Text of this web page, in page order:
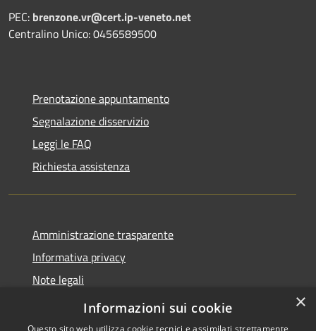
PEC: brenzone.vr@cert.ip-veneto.net
Centralino Unico: 0456589500
Prenotazione appuntamento
Segnalazione disservizio
Leggi le FAQ
Richiesta assistenza
Amministrazione trasparente
Informativa privacy
Note legali
Dichiarazione di accessibilità
×
Informazioni sui cookie
Questo sito web utilizza cookie tecnici e assimilati strettamente